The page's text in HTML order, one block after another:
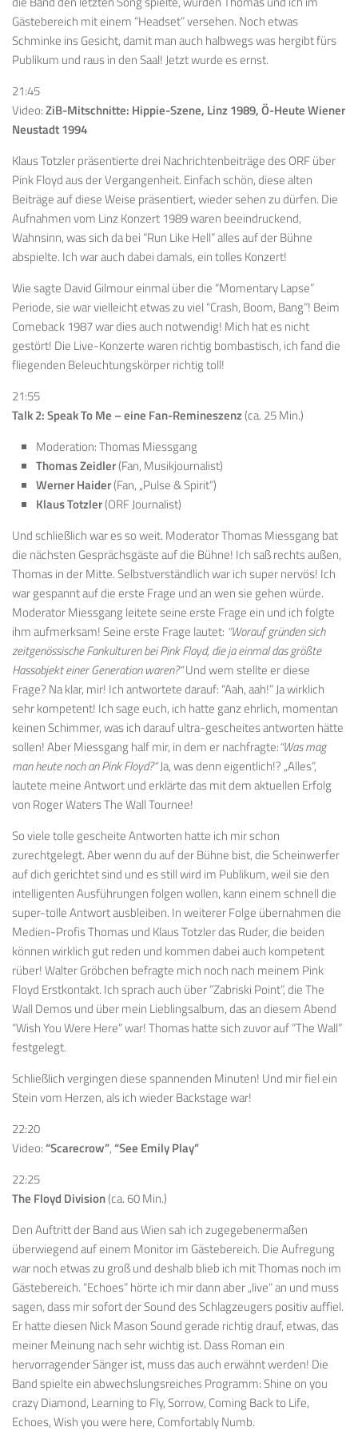
Gästebereich mit einem “Headset” versehen. Noch etwas
Schminke ins Gesicht, damit man auch halbwegs was hergibt fürs
Publikum und raus in den Saal! Jetzt wurde es ernst.
21:45
Video:ZiB-Mitschnitte: Hippie-Szene, Linz 1989, Ö-Heute Wiener
Neustadt 1994
Klaus Totzler präsentierte drei Nachrichtenbeiträge des ORF über
Pink Floyd aus der Vergangenheit. Einfach schön, diese alten
Beiträge auf diese Weise präsentiert, wieder sehen zu dürfen. Die
Aufnahmen vom Linz Konzert 1989 waren beeindruckend,
Wahnsinn, was sich da bei “Run Like Hell” alles auf der Bühne
abspielte. Ich war auch dabei damals, ein tolles Konzert!
Wie sagte David Gilmour einmal über die “Momentary Lapse”
Periode, sie war vielleicht etwas zu viel “Crash, Boom, Bang”! Beim
Comeback 1987 war dies auch notwendig! Mich hat es nicht
gestört! Die Live-Konzerte waren richtig bombastisch, ich fand die
fliegenden Beleuchtungskörper richtig toll!
21:55
Talk 2: Speak To Me – eine Fan-Remineszenz(ca. 25 Min.)
Moderation: Thomas Miessgang
Thomas Zeidler(Fan, Musikjournalist)
Werner Haider(Fan, „Pulse & Spirit“)
Klaus Totzler(ORF Journalist)
Und schließlich war es so weit. Moderator Thomas Miessgang bat
die nächsten Gesprächsgäste auf die Bühne! Ich saß rechts außen,
Thomas in der Mitte. Selbstverständlich war ich super nervös! Ich
war gespannt auf die erste Frage und an wen sie gehen würde.
Moderator Miessgang leitete seine erste Frage ein und ich folgte
ihm aufmerksam! Seine erste Frage lautet: “Worauf gründen sich
zeitgenössische Fankulturen bei Pink Floyd, die ja einmal das größte
Hassobjekt einer Generation waren?”Und wem stellte er diese
Frage? Na klar, mir! Ich antwortete darauf: “Aah, aah!” Ja wirklich
sehr kompetent! Ich sage euch, ich hatte ganz ehrlich, momentan
keinen Schimmer, was ich darauf ultra-gescheites antworten hätte
sollen! Aber Miessgang half mir, in dem er nachfragte:“Was mag
man heute noch an Pink Floyd?”Ja, was denn eigentlich!? „Alles“,
lautete meine Antwort und erklärte das mit dem aktuellen Erfolg
von Roger Waters The Wall Tournee!
So viele tolle gescheite Antworten hatte ich mir schon
zurechtgelegt. Aber wenn du auf der Bühne bist, die Scheinwerfer
auf dich gerichtet sind und es still wird im Publikum, weil sie den
intelligenten Ausführungen folgen wollen, kann einem schnell die
super-tolle Antwort ausbleiben. In weiterer Folge übernahmen die
Medien-Profis Thomas und Klaus Totzler das Ruder, die beiden
können wirklich gut reden und kommen dabei auch kompetent
rüber! Walter Gröbchen befragte mich noch nach meinem Pink
Floyd Erstkontakt. Ich sprach auch über “Zabriski Point”, die The
Wall Demos und über mein Lieblingsalbum, das an diesem Abend
“Wish You Were Here” war! Thomas hatte sich zuvor auf “The Wall”
festgelegt.
Schließlich vergingen diese spannenden Minuten! Und mir fiel ein
Stein vom Herzen, als ich wieder Backstage war!
22:20
Video:“Scarecrow”,“See Emily Play”
22:25
The Floyd Division(ca. 60 Min.)
Den Auftritt der Band aus Wien sah ich zugegebenermaßen
überwiegend auf einem Monitor im Gästebereich. Die Aufregung
war noch etwas zu groß und deshalb blieb ich mit Thomas noch im
Gästebereich. “Echoes” hörte ich mir dann aber „live“ an und muss
sagen, dass mir sofort der Sound des Schlagzeugers positiv auffiel.
Er hatte diesen Nick Mason Sound gerade richtig drauf, etwas, das
meiner Meinung nach sehr wichtig ist. Dass Roman ein
hervorragender Sänger ist, muss das auch erwähnt werden! Die
Band spielte ein abwechslungsreiches Programm: Shine on you
crazy Diamond, Learning to Fly, Sorrow, Coming Back to Life,
Echoes, Wish you were here, Comfortably Numb.